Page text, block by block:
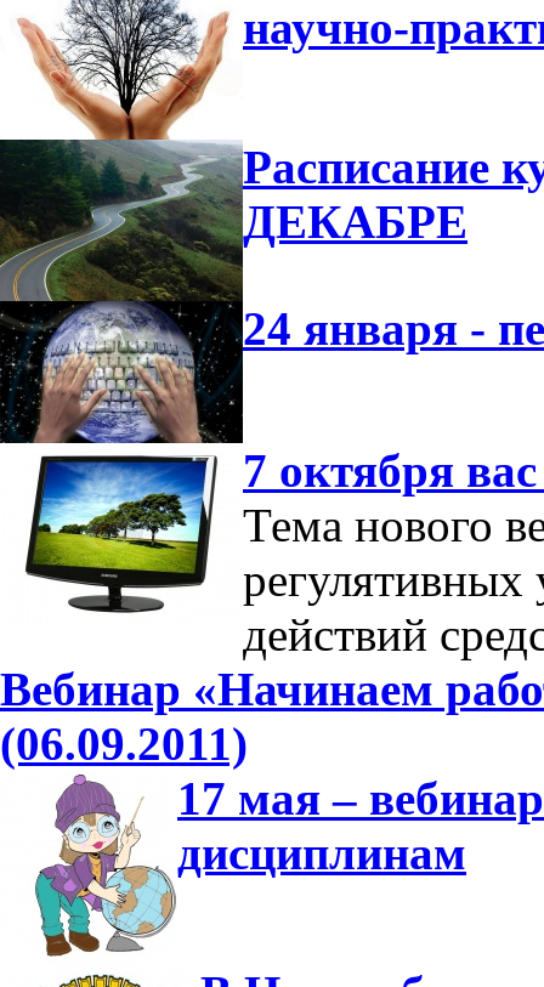
научно-
Расписание
ДЕКАБРЕ
24 января -
7 октября
Тема нового
действий
Вебинар «Начинаем
(06.09.2011)
17 мая –
дисциплинам